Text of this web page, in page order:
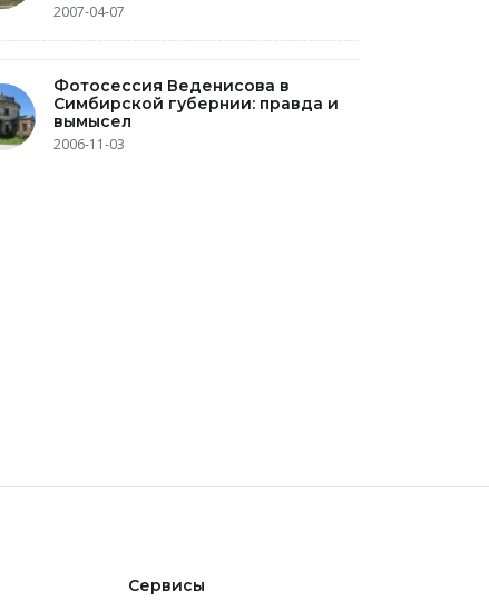
2007-04-07
Фотосессия Веденисова в
Симбирской губернии: правда и
вымысел
2006-11-03
Сервисы